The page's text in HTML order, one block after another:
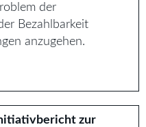
der
Bezahlbarkeit
anzugehen.
zur